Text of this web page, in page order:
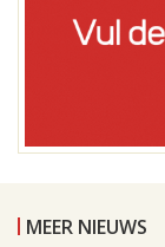
MEER NIEUWS